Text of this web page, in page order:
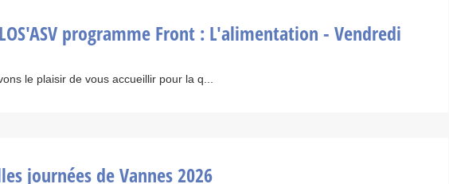
programme Front : L'alimentation - Vendredi
le plaisir de vous accueillir pour la q...
journées de Vannes 2026